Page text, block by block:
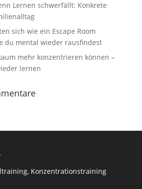
Lernen schwerfällt: Konkrete
sich wie ein Escape Room
du mental wieder rausfindest
mehr konzentrieren können –
lernen
Konzentrationstraining